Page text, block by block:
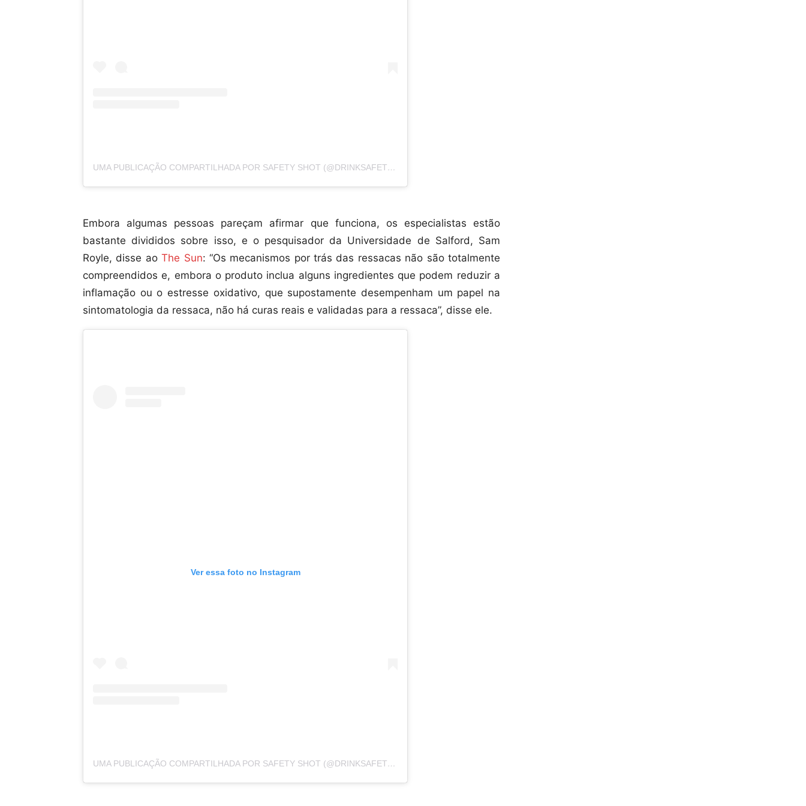
UMA PUBLICAÇÃO COMPARTILHADA POR SAFETY SHOT (@DRINKSAFETYSHOT)
Embora algumas pessoas pareçam afirmar que funciona, os especialistas estão
bastante divididos sobre isso, e o pesquisador da Universidade de Salford, Sam
Royle, disse aoThe Sun: “Os mecanismos por trás das ressacas não são totalmente
compreendidos e, embora o produto inclua alguns ingredientes que podem reduzir a
inflamação ou o estresse oxidativo, que supostamente desempenham um papel na
sintomatologia da ressaca, não há curas reais e validadas para a ressaca”, disse ele.
Ver essa foto no Instagram
UMA PUBLICAÇÃO COMPARTILHADA POR SAFETY SHOT (@DRINKSAFETYSHOT)